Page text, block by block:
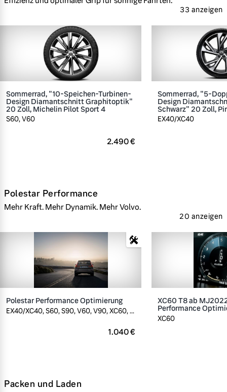
33 anzeigen
Sommerrad, "10-Speichen-Turbinen-
Design Diamantschnitt Graphitoptik"
20 Zoll, Michelin Pilot Sport 4
S60, V60
2.490 €
Sommerrad, "5-
Design
Schwarz" 20 Zoll,
EX40/XC40
Polestar Performance
Mehr Kraft. Mehr Dynamik. Mehr Volvo.
20 anzeigen
Polestar Performance Optimierung
EX40/XC40, S60, S90, V60, V90, XC60, ...
1.040 €
XC60 T8 ab
Performance
XC60
Packen und Laden